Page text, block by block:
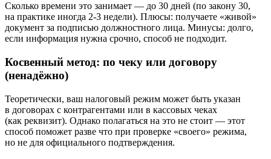
Сколько времени это занимает — до 30 дней (по закону 30,
на практике иногда 2-3 недели). Плюсы: получаете «живой»
документ за подписью должностного лица. Минусы: долго,
если информация нужна срочно, способ не подходит.
Косвенный метод: по чеку или договору
(ненадёжно)
Теоретически, ваш налоговый режим может быть указан
в договорах с контрагентами или в кассовых чеках
(как реквизит). Однако полагаться на это не стоит — этот
способ поможет разве что при проверке «своего» режима,
но не для официального подтверждения.